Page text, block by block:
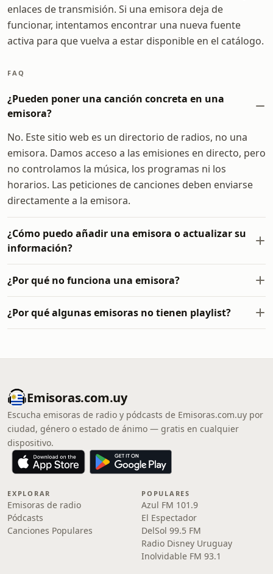
enlaces de transmisión. Si una emisora deja de
funcionar, intentamos encontrar una nueva fuente
activa para que vuelva a estar disponible en el catálogo.
FAQ
¿Pueden poner una canción concreta en una
emisora?
No. Este sitio web es un directorio de radios, no una
emisora. Damos acceso a las emisiones en directo, pero
no controlamos la música, los programas ni los
horarios. Las peticiones de canciones deben enviarse
directamente a la emisora.
¿Cómo puedo añadir una emisora o actualizar su
información?
¿Por qué no funciona una emisora?
¿Por qué algunas emisoras no tienen playlist?
Emisoras.com.uy
Escucha emisoras de radio y pódcasts de Emisoras.com.uy por
ciudad, género o estado de ánimo — gratis en cualquier
dispositivo.
EXPLORAR
Emisoras de radio
Pódcasts
Canciones Populares
POPULARES
Azul FM 101.9
El Espectador
DelSol 99.5 FM
Radio Disney Uruguay
Inolvidable FM 93.1